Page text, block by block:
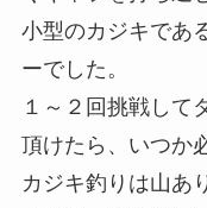
小型のカジキであ
ーでした。
１～２回挑戦して
頂けたら、いつか
カジキ釣りは山あ